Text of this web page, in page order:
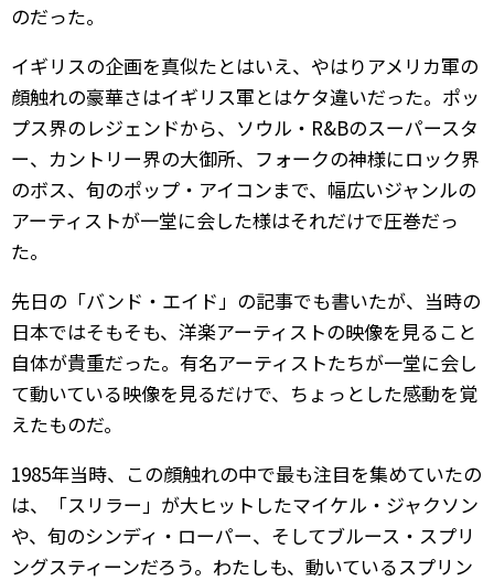
のだった。
イギリスの企画を真似たとはいえ、やはりアメリカ軍の
顔触れの豪華さはイギリス軍とはケタ違いだった。ポッ
プス界のレジェンドから、ソウル・R&Bのスーパースタ
ー、カントリー界の大御所、フォークの神様にロック界
のボス、旬のポップ・アイコンまで、幅広いジャンルの
アーティストが一堂に会した様はそれだけで圧巻だっ
た。
先日の「バンド・エイド」の記事でも書いたが、当時の
日本ではそもそも、洋楽アーティストの映像を見ること
自体が貴重だった。有名アーティストたちが一堂に会し
て動いている映像を見るだけで、ちょっとした感動を覚
えたものだ。
1985年当時、この顔触れの中で最も注目を集めていたの
は、「スリラー」が大ヒットしたマイケル・ジャクソン
や、旬のシンディ・ローパー、そしてブルース・スプリ
ングスティーンだろう。わたしも、動いているスプリン